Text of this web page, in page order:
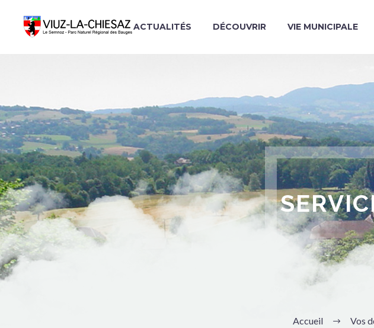
ACTUALITÉS DÉCOUVRIR VIE MUNICIPALE
Accueil Vos